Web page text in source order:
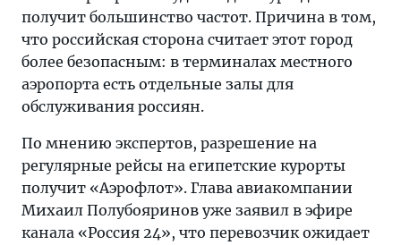
получит большинство частот. Причина в том,
что российская сторона считает этот город
более безопасным: в терминалах местного
аэропорта есть отдельные залы для
обслуживания россиян.
По мнению экспертов, разрешение на
регулярные рейсы на египетские курорты
получит «Аэрофлот». Глава авиакомпании
Михаил Полубояринов уже заявил в эфире
канала «Россия 24», что перевозчик ожидает